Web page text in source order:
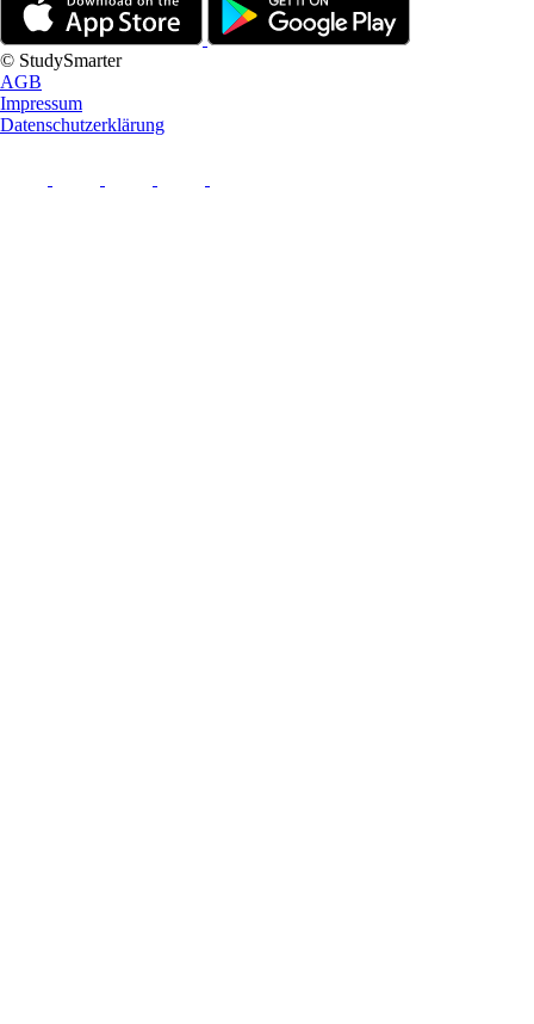
© StudySmarter
AGB
Impressum
Datenschutzerklärung